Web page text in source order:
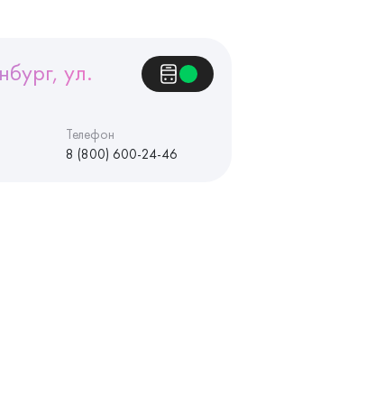
ул.
Телефон
8 (800) 600-24-46